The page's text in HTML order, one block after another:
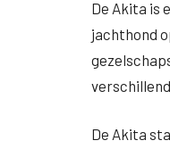
De Akita is
jachthond
De Akita